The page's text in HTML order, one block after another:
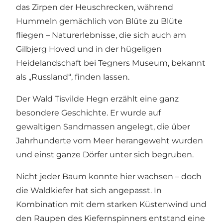
das Zirpen der Heuschrecken, während
Hummeln gemächlich von Blüte zu Blüte
fliegen – Naturerlebnisse, die sich auch am
Gilbjerg Hoved und in der hügeligen
Heidelandschaft bei Tegners Museum, bekannt
als „Russland“, finden lassen.
Der Wald Tisvilde Hegn erzählt eine ganz
besondere Geschichte. Er wurde auf
gewaltigen Sandmassen angelegt, die über
Jahrhunderte vom Meer herangeweht wurden
und einst ganze Dörfer unter sich begruben.
Nicht jeder Baum konnte hier wachsen – doch
die Waldkiefer hat sich angepasst. In
Kombination mit dem starken Küstenwind und
den Raupen des Kiefernspinners entstand eine